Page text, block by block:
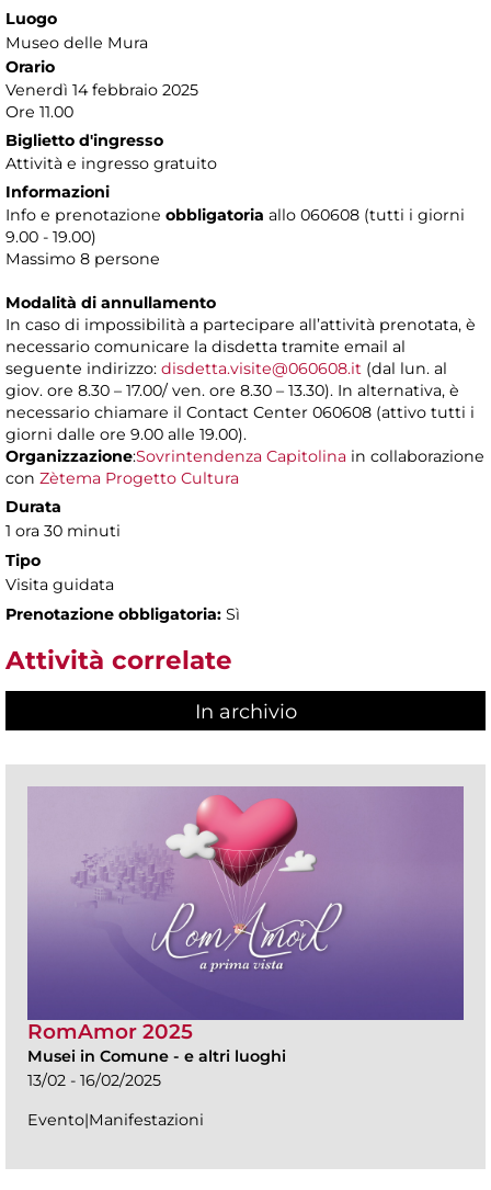
Luogo
Museo delle Mura
Orario
Venerdì 14 febbraio 2025
Ore 11.00
Biglietto d'ingresso
Attività e ingresso gratuito
Informazioni
Info e prenotazione obbligatoria allo 060608 (tutti i giorni
9.00 - 19.00)
Massimo 8 persone
Modalità di annullamento
In caso di impossibilità a partecipare all’attività prenotata, è
necessario comunicare la disdetta tramite email al
seguente indirizzo: disdetta.visite@060608.it (dal lun. al
giov. ore 8.30 – 17.00/ ven. ore 8.30 – 13.30). In alternativa, è
necessario chiamare il Contact Center 060608 (attivo tutti i
giorni dalle ore 9.00 alle 19.00).
Organizzazione:Sovrintendenza Capitolina in collaborazione
con Zètema Progetto Cultura
Durata
1 ora 30 minuti
Tipo
Visita guidata
Prenotazione obbligatoria: Sì
Attività correlate
In archivio
RomAmor 2025
Musei in Comune - e altri luoghi
13/02 - 16/02/2025
Evento|Manifestazioni